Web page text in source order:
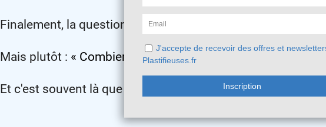
Finalement, la question n'est pas seulement : « Comment
Mais plutôt : « Combien de fois vais-je pouvoir l'utiliser
Et c'est souvent là que la plastification révèle tout son